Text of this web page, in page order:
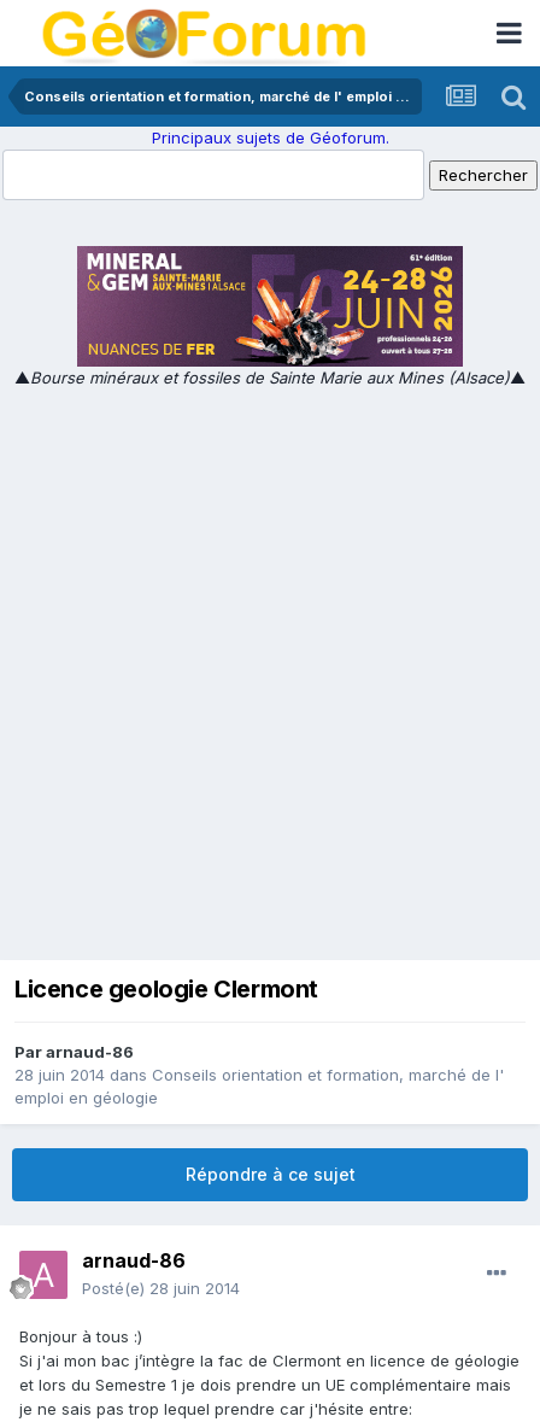
Conseils orientation et formation, marché de l' emploi en géologie
Principaux sujets de Géoforum.
▲Bourse minéraux et fossiles de Sainte Marie aux Mines (Alsace)▲
Licence geologie Clermont
Pararnaud-86
28 juin 2014 dans Conseils orientation et formation, marché de l'
emploi en géologie
Répondre à ce sujet
arnaud-86
Posté(e) 28 juin 2014
Bonjour à tous :)
Si j'ai mon bac j’intègre la fac de Clermont en licence de géologie
et lors du Semestre 1 je dois prendre un UE complémentaire mais
je ne sais pas trop lequel prendre car j'hésite entre: